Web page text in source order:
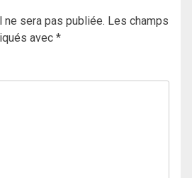
sera pas publiée. Les champs
avec *